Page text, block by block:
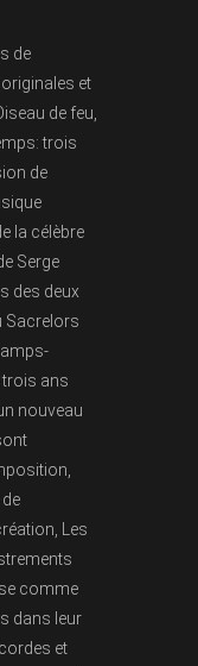
de
et
de feu,
trois
de
la célèbre
Serge
des deux
Sacrelors
trois ans
nouveau
Les
comme
dans leur
et